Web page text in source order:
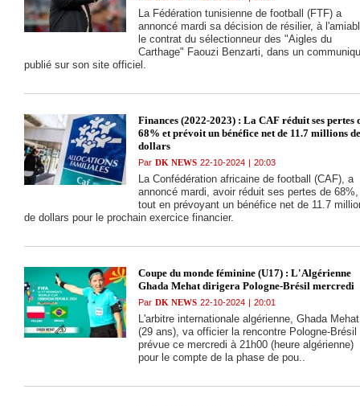
(Elim./Zone
La sélection des
cadets entame un
stage à Sidi
(FAF)
Cyclisme : Hamza
tour national de
Tlemcen
21-10-2024 | 17:36
Equitation -
mondial de saut
Mahi et Ferradj
21-10-2024 | 17:35
Handball -
"A" (Dames)
2025 : Début de la
compétition le 15
novembre, 14
en lice (FAHB)
Ligue 2 amateur
La Fédération tunisienne de football (FTF) a
annoncé mardi sa décision de résilier, à
le contrat du sélectionneur des "Aigles du
Carthage" Faouzi Benzarti, dans un
publié sur son site officiel.
Finances (2022-2023) : La CAF réduit ses pertes
68% et prévoit un bénéfice net de 11.7 millions de
dollars
Par DK NEWS 22-10-2024 | 20:03
La Confédération africaine de football (CAF), a
annoncé mardi, avoir réduit ses pertes de 68%,
tout en prévoyant un bénéfice net de 11.7
de dollars pour le prochain exercice financier.
Coupe du monde féminine (U17) : L'Algérienne
Ghada Mehat dirigera Pologne-Brésil mercredi
Par DK NEWS 22-10-2024 | 20:01
L'arbitre internationale algérienne, Ghada Mehat
(29 ans), va officier la rencontre Pologne-Brésil
prévue ce mercredi à 21h00 (heure algérienne)
pour le compte de la phase de pou..